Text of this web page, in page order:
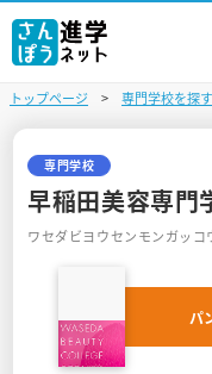
進学イベ
トップページ 専門学校を探す
専門学校
早稲田美容専門
ワセダビヨウセンモンガッコ
パ